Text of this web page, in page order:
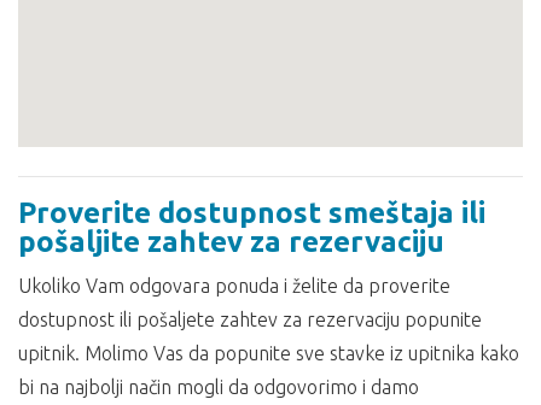
Proverite dostupnost smeštaja ili
pošaljite zahtev za rezervaciju
Ukoliko Vam odgovara ponuda i želite da proverite
dostupnost ili pošaljete zahtev za rezervaciju popunite
upitnik. Molimo Vas da popunite sve stavke iz upitnika kako
bi na najbolji način mogli da odgovorimo i damo